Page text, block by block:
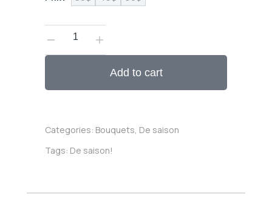
Add to cart
Categories: Bouquets, De saison
Tags: De saison!